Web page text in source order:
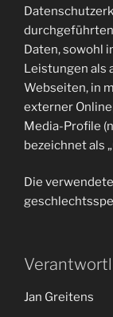
Daten, sowohl
Leistungen als
Webseiten, in
externer
Media-Profile
bezeichnet als
Die
Jan Greitens